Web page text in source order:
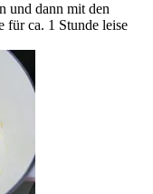
und dann mit den
für ca. 1 Stunde leise